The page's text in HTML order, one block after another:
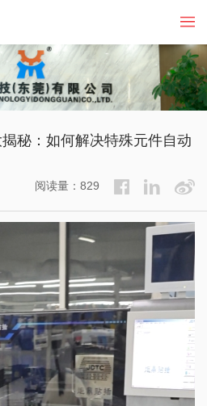
秘：如何解决特殊元件自动
阅读量：829